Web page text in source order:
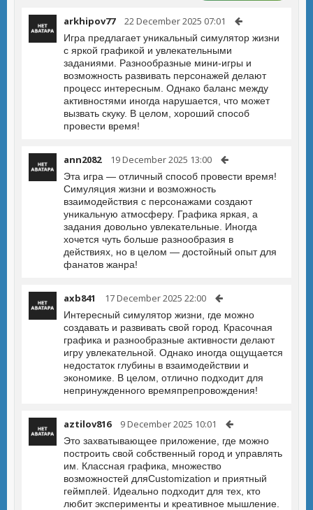
arkhipov77 22 December 2025 07:01
Игра предлагает уникальный симулятор жизни
с яркой графикой и увлекательными
заданиями. Разнообразные мини-игры и
возможность развивать персонажей делают
процесс интересным. Однако баланс между
активностями иногда нарушается, что может
вызвать скуку. В целом, хороший способ
провести время!
ann2082 19 December 2025 13:00
Эта игра — отличный способ провести время!
Симуляция жизни и возможность
взаимодействия с персонажами создают
уникальную атмосферу. Графика яркая, а
задания довольно увлекательные. Иногда
хочется чуть больше разнообразия в
действиях, но в целом — достойный опыт для
фанатов жанра!
axb841 17 December 2025 22:00
Интересный симулятор жизни, где можно
создавать и развивать свой город. Красочная
графика и разнообразные активности делают
игру увлекательной. Однако иногда ощущается
недостаток глубины в взаимодействии и
экономике. В целом, отлично подходит для
непринужденного времяпрепровождения!
aztilov816 9 December 2025 10:01
Это захватывающее приложение, где можно
построить свой собственный город и управлять
им. Классная графика, множество
возможностей дляCustomization и приятный
геймплей. Идеально подходит для тех, кто
любит эксперименты и креативное мышление.